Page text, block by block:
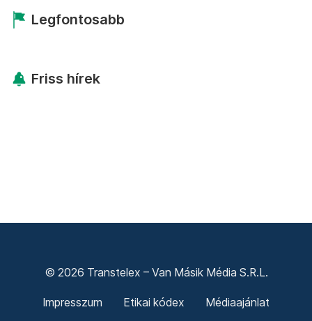
Legfontosabb
Friss hírek
© 2026 Transtelex – Van Másik Média S.R.L.
Impresszum Etikai kódex Médiaajánlat